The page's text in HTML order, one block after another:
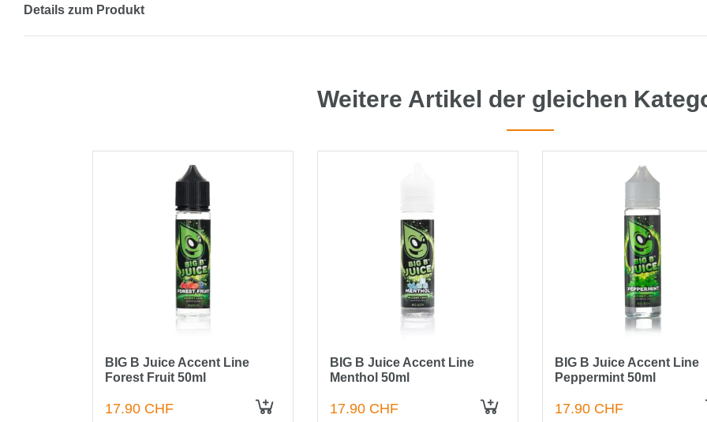
Details zum Produkt
Weitere Artikel der gleichen
BIG B Juice Accent Line
Forest Fruit 50ml
17.90 CHF
BIG B Juice Accent Line
Menthol 50ml
17.90 CHF
BIG B Juice Accent Line
Peppermint 50ml
17.90 CHF